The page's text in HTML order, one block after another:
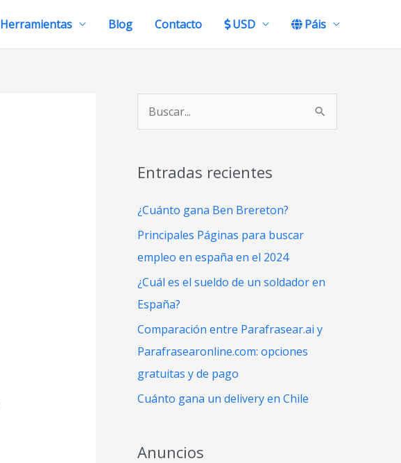
Herramientas Blog Contacto USD Páis
c
r
Entradas recientes
¿Cuánto gana Ben Brereton?
Principales Páginas para buscar
empleo en españa en el 2024
¿Cuál es el sueldo de un soldador en
España?
Comparación entre Parafrasear.ai y
Parafrasearonline.com: opciones
gratuitas y de pago
Cuánto gana un delivery en Chile
Anuncios